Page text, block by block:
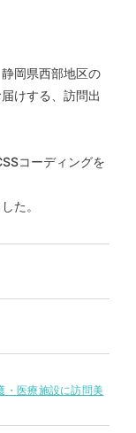
共様 会社案内パン
岡県西部地区の
けする、訪問出
コーディングを
た。
・医療施設に訪問美